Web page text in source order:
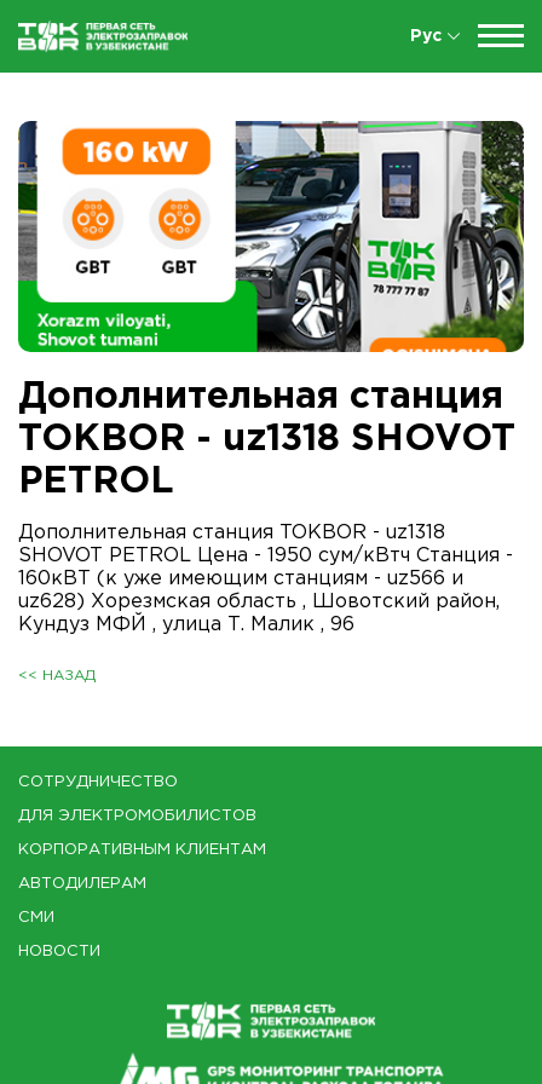
Рус
Дополнительная станция
TOKBOR - uz1318 SHOVOT
PETROL
Дополнительная станция TOKBOR - uz1318
SHOVOT PETROL Цена - 1950 сум/кВтч Cтанция -
160кВТ (к уже имеющим станциям - uz566 и
uz628) Хорезмская область , Шовотский район,
Кундуз МФЙ , улица Т. Малик , 96
<< НАЗАД
СОТРУДНИЧЕСТВО
ДЛЯ ЭЛЕКТРОМОБИЛИСТОВ
КОРПОРАТИВНЫМ КЛИЕНТАМ
АВТОДИЛЕРАМ
СМИ
НОВОСТИ